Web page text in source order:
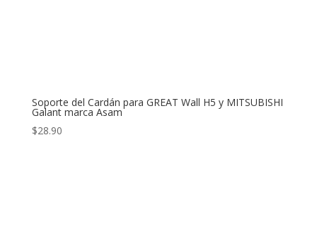
Soporte del Cardán para GREAT Wall H5 y MITSUBISHI
Galant marca Asam
$28.90